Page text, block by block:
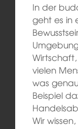
In der
geht es in
vielen
was
Beispiel
Wir